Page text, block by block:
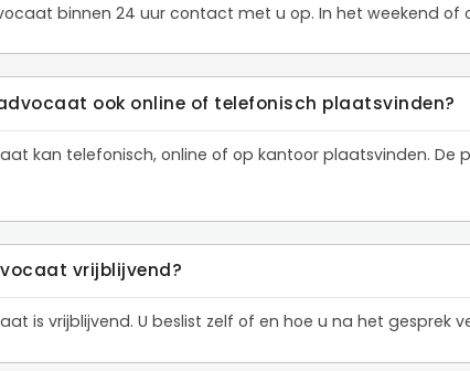
binnen 24 uur contact met u op. In het weekend of
ook online of telefonisch plaatsvinden?
kan telefonisch, online of op kantoor plaatsvinden. De
vrijblijvend?
is vrijblijvend. U beslist zelf of en hoe u na het gesprek